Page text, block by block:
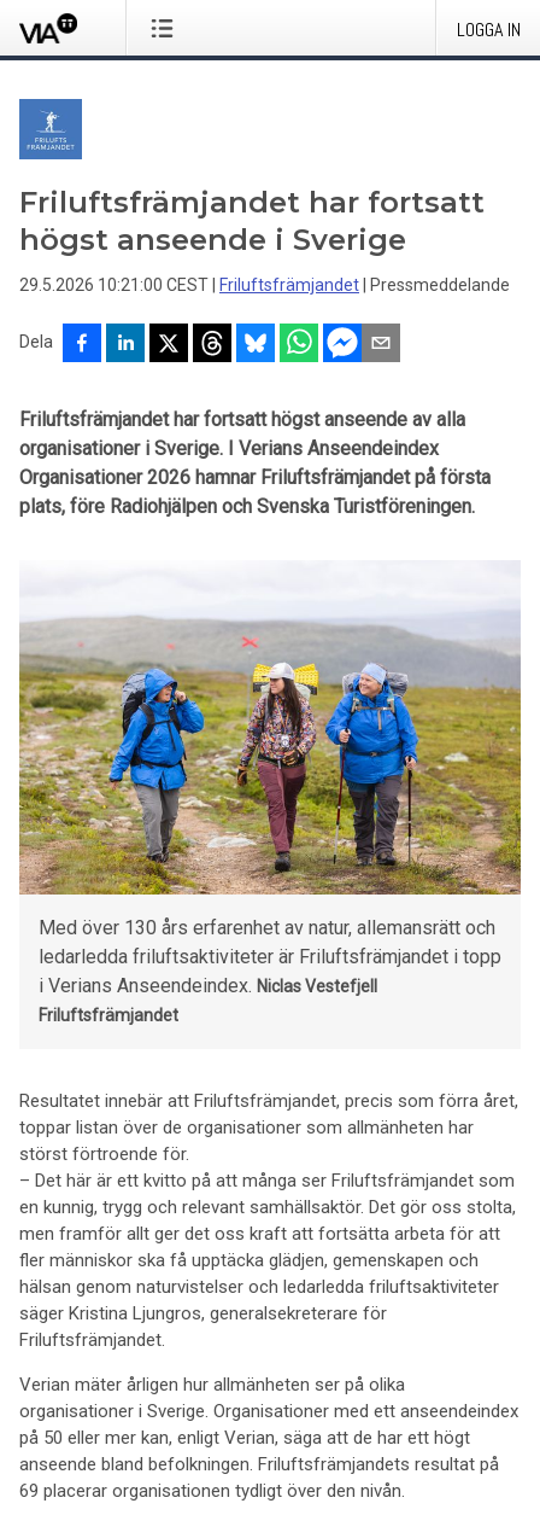
LOGGA IN
Friluftsfrämjandet har fortsatt
högst anseende i Sverige
29.5.2026 10:21:00 CEST Friluftsfrämjandet Pressmeddelande
Dela
Friluftsfrämjandet har fortsatt högst anseende av alla
organisationer i Sverige. I Verians Anseendeindex
Organisationer 2026 hamnar Friluftsfrämjandet på första
plats, före Radiohjälpen och Svenska Turistföreningen.
Med över 130 års erfarenhet av natur, allemansrätt och
ledarledda friluftsaktiviteter är Friluftsfrämjandet i topp
i Verians Anseendeindex. Niclas Vestefjell
Friluftsfrämjandet
Resultatet innebär att Friluftsfrämjandet, precis som förra året,
toppar listan över de organisationer som allmänheten har
störst förtroende för.
– Det här är ett kvitto på att många ser Friluftsfrämjandet som
en kunnig, trygg och relevant samhällsaktör. Det gör oss stolta,
men framför allt ger det oss kraft att fortsätta arbeta för att
fler människor ska få upptäcka glädjen, gemenskapen och
hälsan genom naturvistelser och ledarledda friluftsaktiviteter
säger Kristina Ljungros, generalsekreterare för
Friluftsfrämjandet.
Verian mäter årligen hur allmänheten ser på olika
organisationer i Sverige. Organisationer med ett anseendeindex
på 50 eller mer kan, enligt Verian, säga att de har ett högt
anseende bland befolkningen. Friluftsfrämjandets resultat på
69 placerar organisationen tydligt över den nivån.